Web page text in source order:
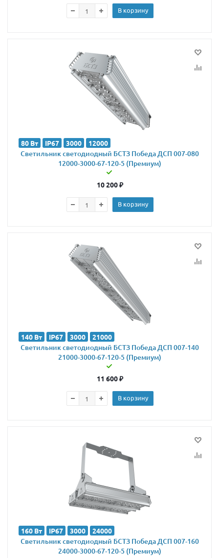
В корзину
80 Вт IP67 3000 12000
Светильник светодиодный БСТЗ Победа ДСП 007-080
12000-3000-67-120-5 (Премиум)
10 200₽
В корзину
140 Вт IP67 3000 21000
Светильник светодиодный БСТЗ Победа ДСП 007-140
21000-3000-67-120-5 (Премиум)
11 600₽
В корзину
160 Вт IP67 3000 24000
Светильник светодиодный БСТЗ Победа ДСП 007-160
24000-3000-67-120-5 (Премиум)